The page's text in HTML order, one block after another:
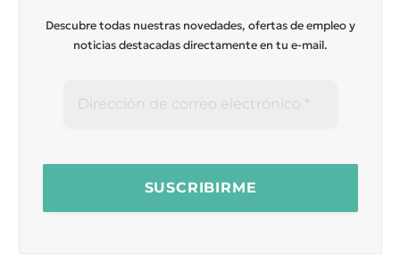
Descubre todas nuestras novedades, ofertas de empleo y
noticias destacadas directamente en tu e-mail.